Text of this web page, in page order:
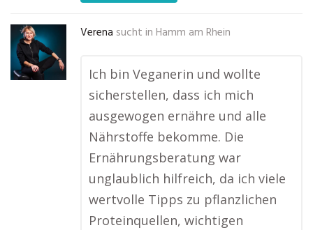
Verena sucht in Hamm am Rhein
Ich bin Veganerin und wollte
sicherstellen, dass ich mich
ausgewogen ernähre und alle
Nährstoffe bekomme. Die
Ernährungsberatung war
unglaublich hilfreich, da ich viele
wertvolle Tipps zu pflanzlichen
Proteinquellen, wichtigen